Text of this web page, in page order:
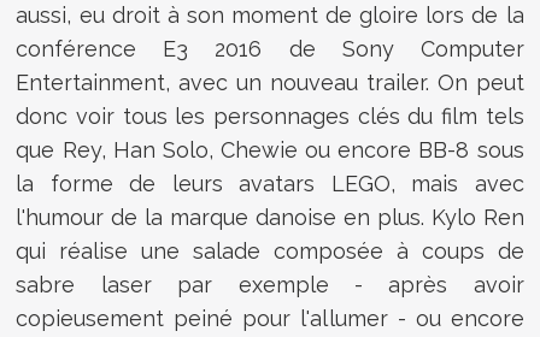
aussi, eu droit à son moment de gloire lors de la
conférence E3 2016 de Sony Computer
Entertainment, avec un nouveau trailer. On peut
donc voir tous les personnages clés du film tels
que Rey, Han Solo, Chewie ou encore BB-8 sous
la forme de leurs avatars LEGO, mais avec
l'humour de la marque danoise en plus. Kylo Ren
qui réalise une salade composée à coups de
sabre laser par exemple - après avoir
copieusement peiné pour l'allumer - ou encore